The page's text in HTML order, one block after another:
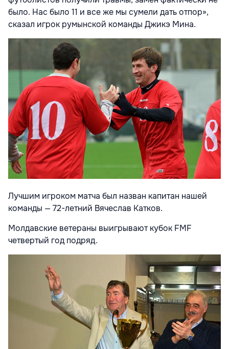
было. Нас было 11 и все же мы сумели дать отпор»,
сказал игрок румынской команды Джикэ Мина.
Лучшим игроком матча был назван капитан нашей
команды — 72-летний Вячеслав Катков.
Молдавские ветераны выигрывают кубок FMF
четвертый год подряд.